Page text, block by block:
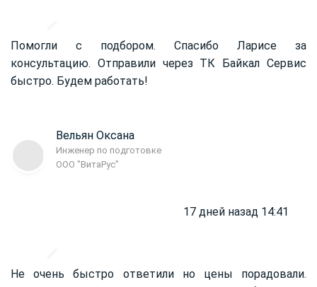
Помогли с подбором. Спасибо Ларисе за
консультацию. Отправили через ТК Байкал Сервис
быстро. Будем работать!
Вельян Оксана
Инженер по подготовке
ООО "ВитаРус"
17 дней назад 14:41
Не очень быстро ответили но цены порадовали.